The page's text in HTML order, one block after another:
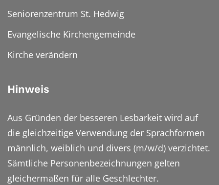
Seniorenzentrum St. Hedwig
Evangelische Kirchengemeinde
Kirche verändern
Hinweis
Aus Gründen der besseren Lesbarkeit wird auf
die gleichzeitige Verwendung der Sprachformen
männlich, weiblich und divers (m/w/d) verzichtet.
Sämtliche Personenbezeichnungen gelten
gleichermaßen für alle Geschlechter.